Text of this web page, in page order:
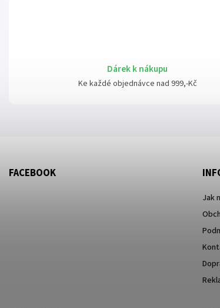
Dárek k nákupu
Ke každé objednávce nad 999,-Kč
FACEBOOK
Jak